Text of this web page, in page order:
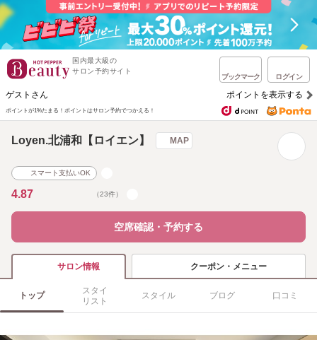
国内最大級の
サロン予約サイト
ブックマーク ログイン
ゲストさん ポイントを表示する
ポイントが1%たまる！ ポイントはサロン予約でつかえる！
Loyen.北浦和【ロイエン】 MAP
スマート支払いOK
4.87 （23件）
空席確認・予約する
サロン情報 クーポン・メニュー
トップ
スタイ
リスト
スタイル ブログ 口コミ